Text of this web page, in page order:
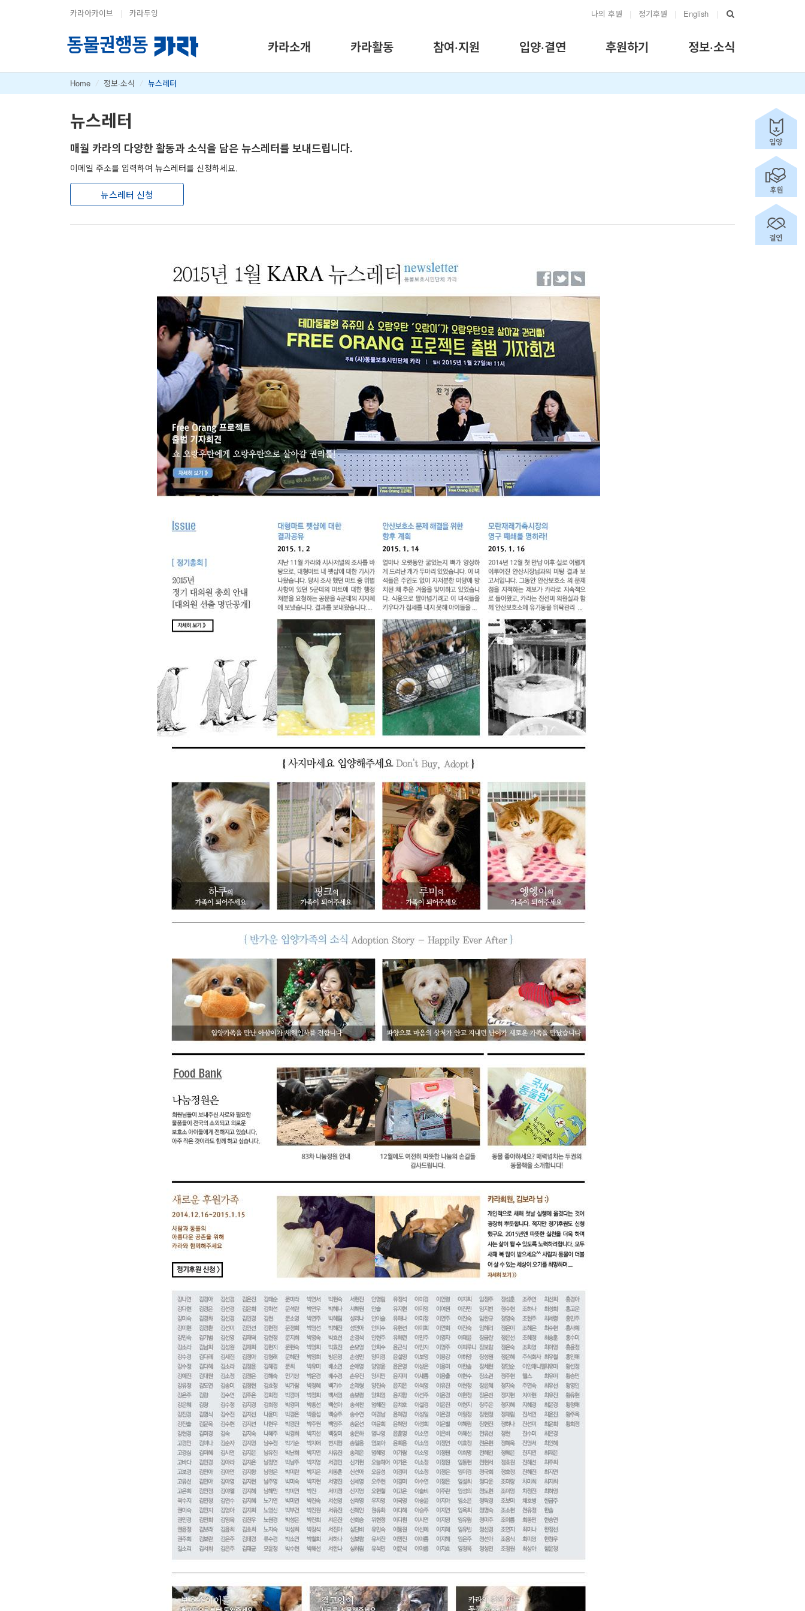
카라아카이브 | 카라두잉 나의 후원 | 정기후원 | English |
카라소개 카라활동 참여·지원 입양·결연 후원하기 정보·소식
Home / 정보·소식 / 뉴스레터
뉴스레터
매월 카라의 다양한 활동과 소식을 담은 뉴스레터를 보내드립니다.
이메일 주소를 입력하여 뉴스레터를 신청하세요.
뉴스레터 신청